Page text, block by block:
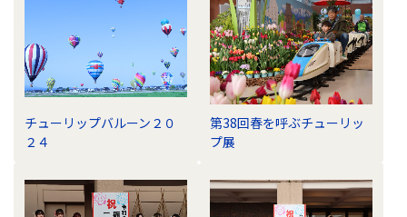
チューリップバルーン２０
２４
第38回春を呼ぶチューリッ
プ展